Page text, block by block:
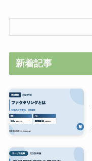
新着記事